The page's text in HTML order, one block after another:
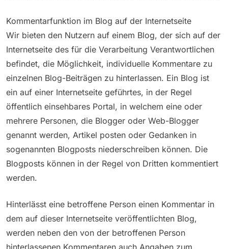
Kommentarfunktion im Blog auf der Internetseite
Wir bieten den Nutzern auf einem Blog, der sich auf der
Internetseite des für die Verarbeitung Verantwortlichen
befindet, die Möglichkeit, individuelle Kommentare zu
einzelnen Blog-Beiträgen zu hinterlassen. Ein Blog ist
ein auf einer Internetseite geführtes, in der Regel
öffentlich einsehbares Portal, in welchem eine oder
mehrere Personen, die Blogger oder Web-Blogger
genannt werden, Artikel posten oder Gedanken in
sogenannten Blogposts niederschreiben können. Die
Blogposts können in der Regel von Dritten kommentiert
werden.
Hinterlässt eine betroffene Person einen Kommentar in
dem auf dieser Internetseite veröffentlichten Blog,
werden neben den von der betroffenen Person
hinterlassenen Kommentaren auch Angaben zum